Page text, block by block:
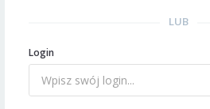
LUB
Login